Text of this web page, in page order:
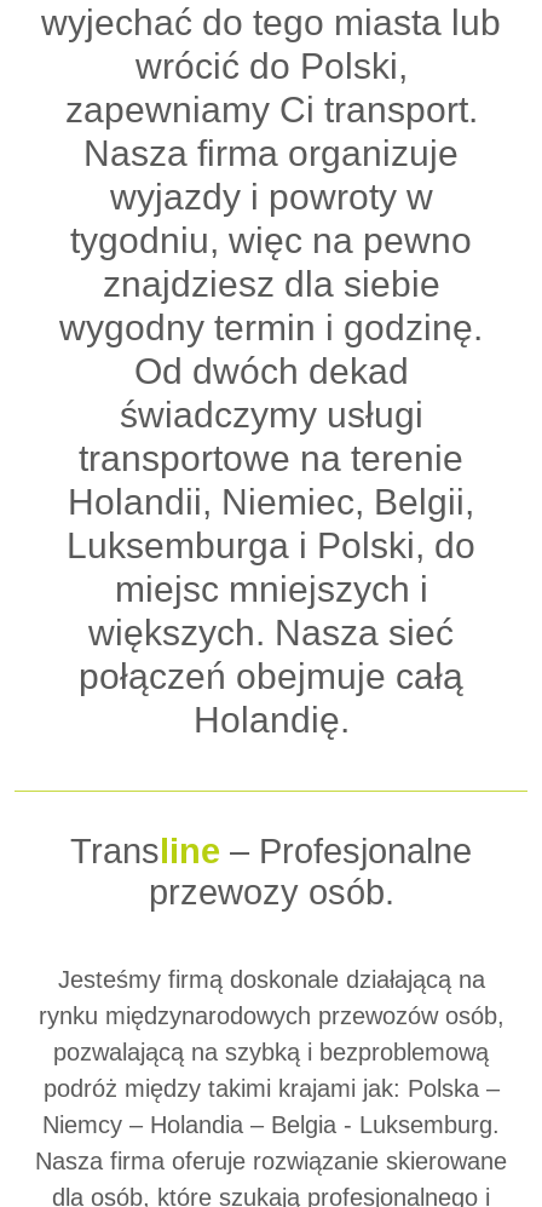
wyjechać do tego miasta lub
wrócić do Polski,
zapewniamy Ci transport.
Nasza firma organizuje
wyjazdy i powroty w
tygodniu, więc na pewno
znajdziesz dla siebie
wygodny termin i godzinę.
Od dwóch dekad
świadczymy usługi
transportowe na terenie
Holandii, Niemiec, Belgii,
Luksemburga i Polski, do
miejsc mniejszych i
większych. Nasza sieć
połączeń obejmuje całą
Holandię.
Transline – Profesjonalne
przewozy osób.
Jesteśmy firmą doskonale działającą na
rynku międzynarodowych przewozów osób,
pozwalającą na szybką i bezproblemową
podróż między takimi krajami jak: Polska –
Niemcy – Holandia – Belgia - Luksemburg.
Nasza firma oferuje rozwiązanie skierowane
dla osób, które szukają profesjonalnego i